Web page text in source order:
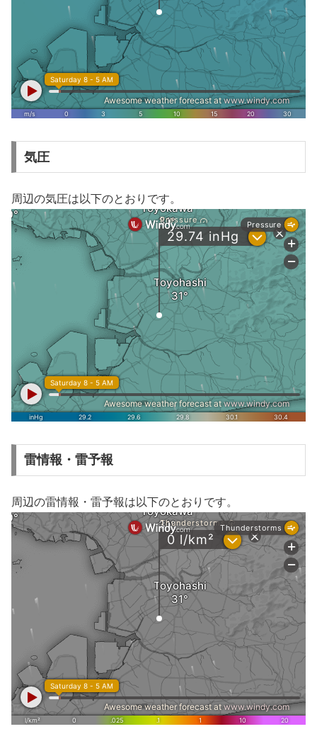
気圧
周辺の気圧は以下のとおりです。
雷情報・雷予報
周辺の雷情報・雷予報は以下のとおりです。